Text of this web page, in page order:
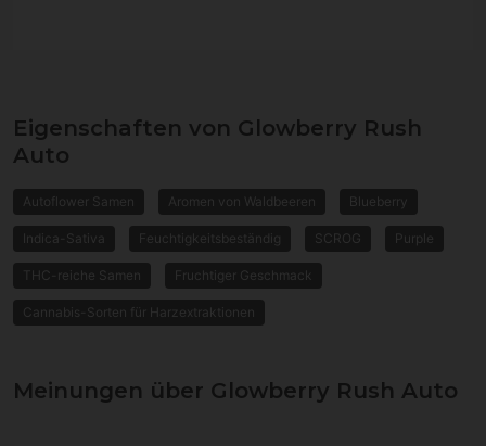
Eigenschaften von Glowberry Rush
Auto
Autoflower Samen Aromen von Waldbeeren Blueberry
Indica-Sativa Feuchtigkeitsbeständig SCROG Purple
THC-reiche Samen Fruchtiger Geschmack
Cannabis-Sorten für Harzextraktionen
Meinungen über Glowberry Rush Auto